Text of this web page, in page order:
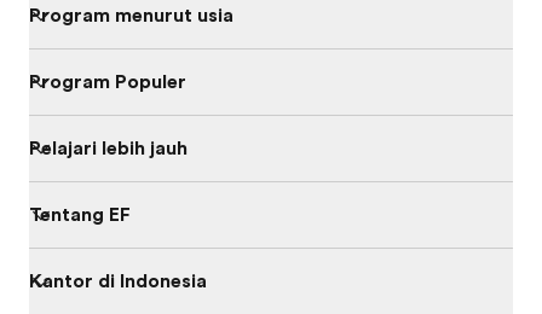
Program menurut usia
Program Populer
Pelajari lebih jauh
Tentang EF
Kantor di Indonesia